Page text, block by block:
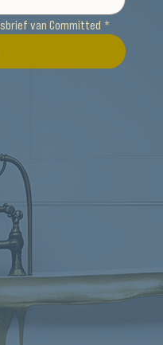
van Committed *